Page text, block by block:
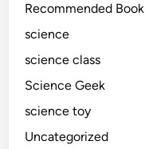
Recommended Book
science
science class
Science Geek
science toy
Uncategorized